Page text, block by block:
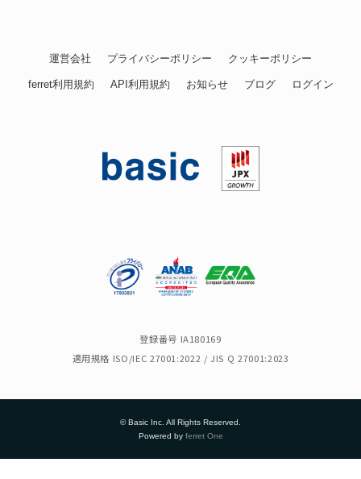
運営会社 プライバシーポリシー クッキーポリシー
ferret利用規約 API利用規約 お知らせ ブログ ログイン
登録番号 IA180169
適用規格 ISO/IEC 27001:2022 / JIS Q 27001:2023
© Basic Inc. All Rights Reserved.
Powered by ferret One